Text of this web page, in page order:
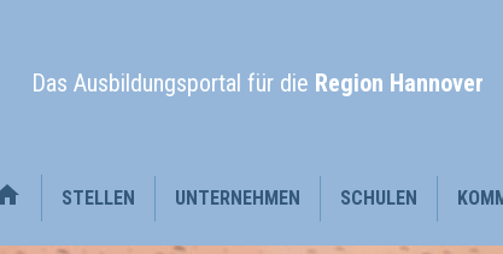
Das Ausbildungsportal für die Region Hannover
STELLEN UNTERNEHMEN SCHULEN